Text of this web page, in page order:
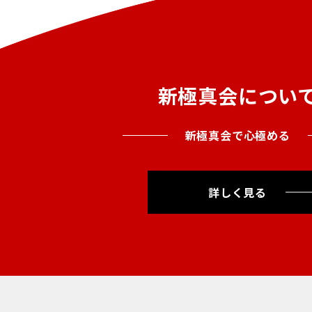
新極真会につい
新極真会で心極める
詳しく見る